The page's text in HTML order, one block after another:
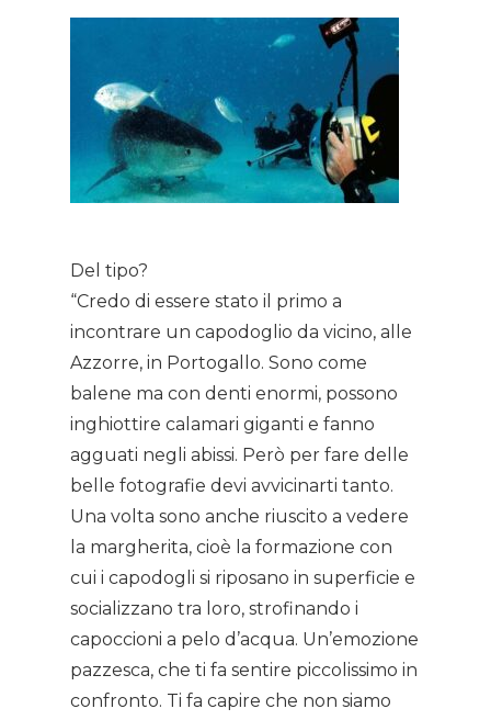
Del tipo?
“Credo di essere stato il primo a
incontrare un capodoglio da vicino, alle
Azzorre, in Portogallo. Sono come
balene ma con denti enormi, possono
inghiottire calamari giganti e fanno
agguati negli abissi. Però per fare delle
belle fotografie devi avvicinarti tanto.
Una volta sono anche riuscito a vedere
la margherita, cioè la formazione con
cui i capodogli si riposano in superficie e
socializzano tra loro, strofinando i
capoccioni a pelo d’acqua. Un’emozione
pazzesca, che ti fa sentire piccolissimo in
confronto. Ti fa capire che non siamo